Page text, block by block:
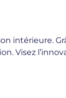
intérieure.
Visez